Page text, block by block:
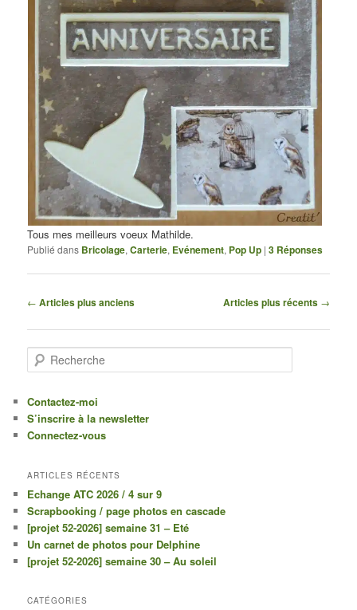
Tous mes meilleurs voeux Mathilde.
Publié dans Bricolage,Carterie, Evénement, Pop Up |3 Réponses
Navigation des articles
← Articles plus anciens Articles plus récents →
Recherche
Contactez-moi
S’inscrire à la newsletter
Connectez-vous
ARTICLES RÉCENTS
Echange ATC 2026 / 4 sur 9
Scrapbooking / page photos en cascade
[projet 52-2026] semaine 31 – Eté
Un carnet de photos pour Delphine
[projet 52-2026] semaine 30 – Au soleil
CATÉGORIES